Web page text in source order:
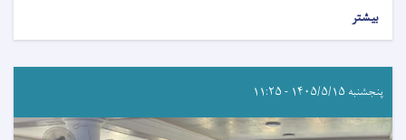
بیشتر
پنجشنبه ۱۴۰۵/۵/۱۵ - ۱۱:۲۵